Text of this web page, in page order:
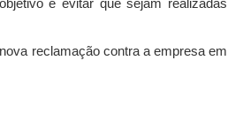
é evitar que sejam realizadas
reclamação contra a empresa em